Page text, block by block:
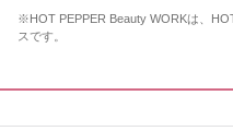
※HOT PEPPER Beauty WORKは、
スです。